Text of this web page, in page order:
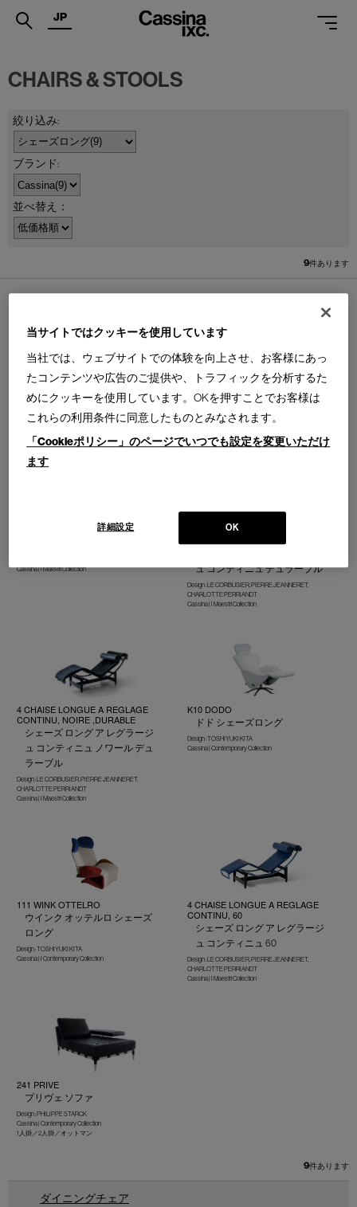
.
SERVICES
PROJECTS
MAGAZINE
SUPPORT
CATALOGUES
ONLINE STORE お問合せ
JP
CHAIRS & STOOLS
並べ替え：
9件あります
479 LIE OUT
ライ アウト サンベッド
Design : RODOLFO DORDONI
Cassina | Contemporary Collection
111 WINK
ウインク シェーズロング
Design : TOSHIYUKI KITA
Cassina | Contemporary Collection
546 INDOCHINE CHAISE LONGUE
Cassina | I Maestri Collection
4 CHAISE LONGUE A REGLAGE
ュ コンティニュ デュラーブル
Design : LE CORBUSIER, PIERRE JEANNERET,
CHARLOTTE PERRIANDT
Cassina | I Maestri Collection
4 CHAISE LONGUE A REGLAGE
CONTINU, NOIRE ,DURABLE
シェーズ ロング ア レグラージ
ュ コンティニュ ノワール デュ
ラーブル
Design : LE CORBUSIER, PIERRE JEANNERET,
CHARLOTTE PERRIANDT
Cassina | I Maestri Collection
K10 DODO
ドド シェーズロング
Design : TOSHIYUKI KITA
Cassina | Contemporary Collection
111 WINK OTTELRO
ウインク オッテルロ シェーズ
ロング
Design : TOSHIYUKI KITA
Cassina | I Contemporary Collection
4 CHAISE LONGUE A REGLAGE
CONTINU, 60
シェーズ ロング ア レグラージ
ュ コンティニュ 60
Design : LE CORBUSIER, PIERRE JEANNERET,
CHARLOTTE PERRIANDT
Cassina | I Maestri Collection
241 PRIVE
プリヴェ ソファ
Design : PHILIPPE STARCK
Cassina | Contemporary Collection
1人掛／2人掛／オットマン
9件あります
ダイニングチェア
当サイトではクッキーを使用しています
当社では、ウェブサイトでの体験を向上させ、お客様にあっ
たコンテンツや広告のご提供や、トラフィックを分析するた
めにクッキーを使用しています。OKを押すことでお客様は
これらの利用条件に同意したものとみなされます。
「Cookieポリシー」のページでいつでも設定を変更いただけ
ます
OK
詳細設定